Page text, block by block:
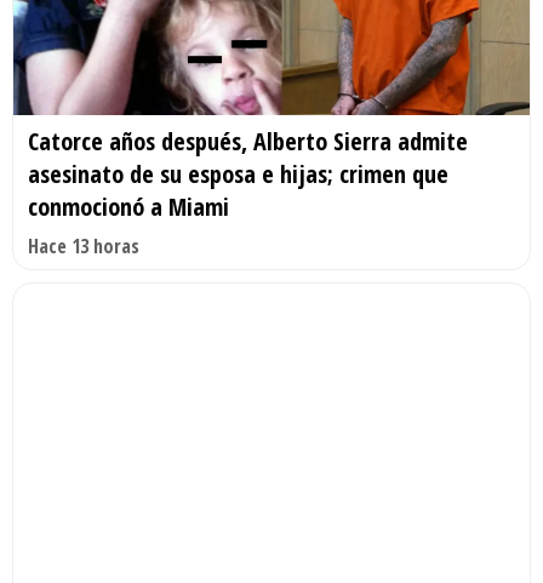
Catorce años después, Alberto Sierra admite
asesinato de su esposa e hijas; crimen que
conmocionó a Miami
Hace 13 horas